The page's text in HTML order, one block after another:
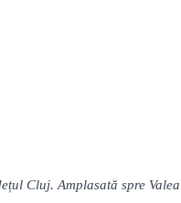
Cluj. Amplasată spre